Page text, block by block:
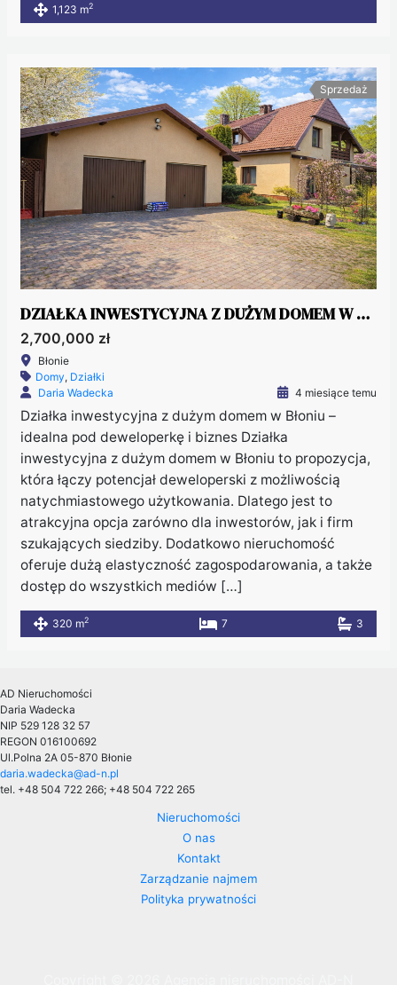
1,123 m2
Sprzedaż
DZIAŁKA INWESTYCYJNA Z DUŻYM DOMEM W BŁONIU
2,700,000 zł
Błonie
Domy, Działki
Daria Wadecka
4 miesiące temu
Działka inwestycyjna z dużym domem w Błoniu –
idealna pod deweloperkę i biznes Działka
inwestycyjna z dużym domem w Błoniu to propozycja,
która łączy potencjał deweloperski z możliwością
natychmiastowego użytkowania. Dlatego jest to
atrakcyjna opcja zarówno dla inwestorów, jak i firm
szukających siedziby. Dodatkowo nieruchomość
oferuje dużą elastyczność zagospodarowania, a także
dostęp do wszystkich mediów […]
320 m2 7 3
AD Nieruchomości
Daria Wadecka
NIP 529 128 32 57
REGON 016100692
Ul.Polna 2A 05-870 Błonie
daria.wadecka@ad-n.pl
tel. +48 504 722 266; +48 504 722 265
Nieruchomości
O nas
Kontakt
Zarządzanie najmem
Polityka prywatności